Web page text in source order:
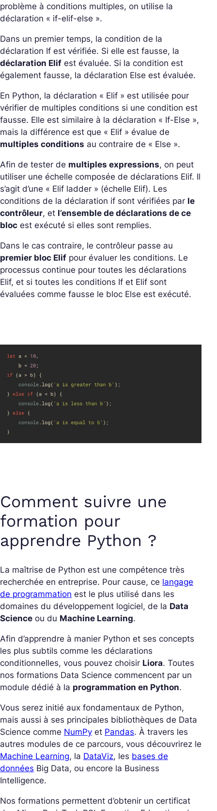
problème à conditions multiples, on utilise la
déclaration « if-elif-else ».
Dans un premier temps, la condition de la
déclaration If est vérifiée. Si elle est fausse, la
déclaration Elif est évaluée. Si la condition est
également fausse, la déclaration Else est évaluée.
En Python, la déclaration « Elif » est utilisée pour
vérifier de multiples conditions si une condition est
fausse. Elle est similaire à la déclaration « If-Else »,
mais la différence est que « Elif » évalue de
multiples conditions au contraire de « Else ».
Afin de tester de multiples expressions, on peut
utiliser une échelle composée de déclarations Elif. Il
s’agit d’une « Elif ladder » (échelle Elif). Les
conditions de la déclaration if sont vérifiées par le
contrôleur, et l’ensemble de déclarations de ce
bloc est exécuté si elles sont remplies.
Dans le cas contraire, le contrôleur passe au
premier bloc Elif pour évaluer les conditions. Le
processus continue pour toutes les déclarations
Elif, et si toutes les conditions If et Elif sont
évaluées comme fausse le bloc Else est exécuté.
Comment suivre une
formation pour
apprendre Python ?
La maîtrise de Python est une compétence très
recherchée en entreprise. Pour cause, ce langage
de programmation est le plus utilisé dans les
domaines du développement logiciel, de la Data
Science ou du Machine Learning.
Afin d’apprendre à manier Python et ses concepts
les plus subtils comme les déclarations
conditionnelles, vous pouvez choisir Liora. Toutes
nos formations Data Science commencent par un
module dédié à la programmation en Python.
Vous serez initié aux fondamentaux de Python,
mais aussi à ses principales bibliothèques de Data
Science comme NumPy et Pandas. À travers les
autres modules de ce parcours, vous découvrirez le
Machine Learning, la DataViz, les bases de
données Big Data, ou encore la Business
Intelligence.
Nos formations permettent d’obtenir un certificat